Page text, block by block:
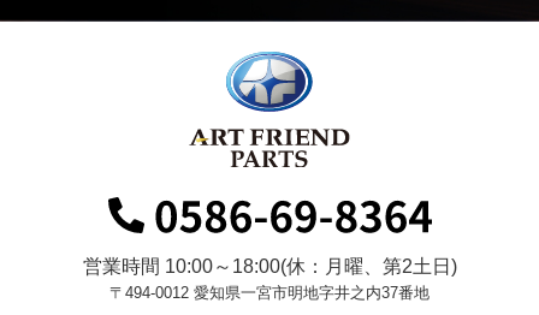
営業時間 10:00～18:00(休：月曜、第2土日)
〒494-0012 愛知県一宮市明地字井之内37番地